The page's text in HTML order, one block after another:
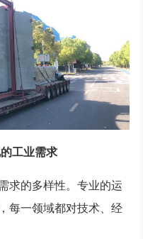
工业需求
求的多样性。专业的运
每一领域都对技术、经